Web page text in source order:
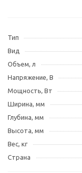
Тип
Вид
Объем, л
Напряжение, В
Мощность, Вт
Ширина, мм
Глубина, мм
Высота, мм
Вес, кг
Страна